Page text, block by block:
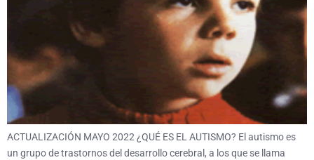
ACTUALIZACIÓN MAYO 2022 ¿QUÉ ES EL AUTISMO? El autismo es
un grupo de trastornos del desarrollo cerebral, a los que se llama